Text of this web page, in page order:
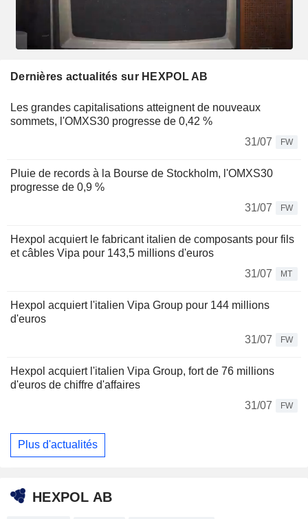
Dernières actualités sur HEXPOL AB
Les grandes capitalisations atteignent de nouveaux
sommets, l'OMXS30 progresse de 0,42 %
31/07
FW
Pluie de records à la Bourse de Stockholm, l'OMXS30
progresse de 0,9 %
31/07
FW
Hexpol acquiert le fabricant italien de composants pour fils
et câbles Vipa pour 143,5 millions d'euros
31/07
MT
Hexpol acquiert l'italien Vipa Group pour 144 millions
d'euros
31/07
FW
Hexpol acquiert l'italien Vipa Group, fort de 76 millions
d'euros de chiffre d'affaires
31/07
FW
Plus d'actualités
HEXPOL AB